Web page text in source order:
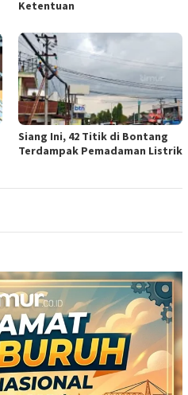
Ketentuan
Siang Ini, 42 Titik di Bontang
Terdampak Pemadaman Listrik